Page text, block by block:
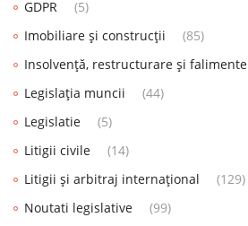
GDPR
(5)
Imobiliare și construcții
(85)
Insolvență, restructurare și falimente
Legislația muncii
(44)
Legislatie
(5)
Litigii civile
(14)
Litigii și arbitraj internațional
(129)
Noutati legislative
(99)